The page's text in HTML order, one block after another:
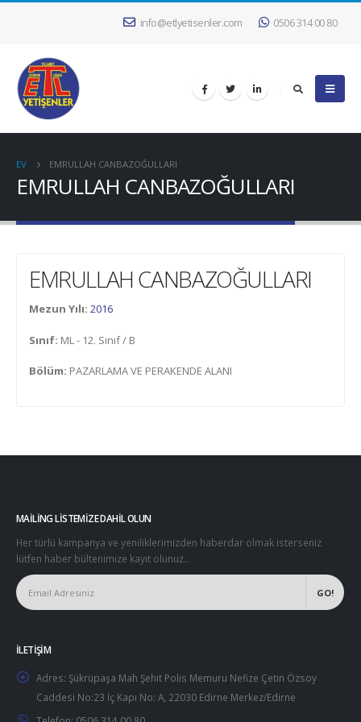
info@etlyetisenler.com 0506 314 00 80
EV EMRULLAH CANBAZOĞULLARI
EMRULLAH CANBAZOĞULLARI
EMRULLAH CANBAZOĞULLARI
Mezun Yılı: 2016
Sınıf: ML - 12. Sınıf / B
Bölüm: PAZARLAMA VE PERAKENDE ALANI
MAILING LISTEMIZE DAHIL OLUN
Her türlü kampanya ve yeniliklerimizden haberdar olmak isterseniz
lütfen haber bültenimize kayıt olunuz..
İLETIŞIM
Adres: Şükrüpaşa Mah Şehit Polis Memuru Nefize Çetin Özsoy
Caddesi No:23 İç Kapı No: A, 22030 Edirne Merkez/Edirne